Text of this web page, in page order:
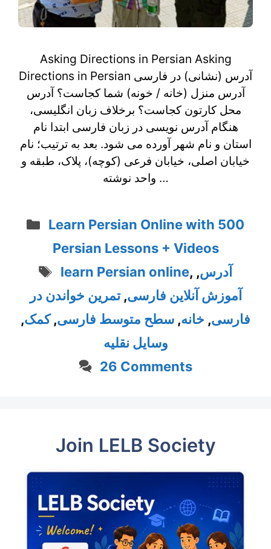
Asking Directions in Persian Asking
Directions in Persian آدرس (نشانی) در فارسی
آدرس منزل (خانه / خونه) شما کجاست؟ آدرس
محل کارتون کجاست؟ برخلاف زبان انگلیسی،
هنگام آدرس نویسی در زبان فارسی ابتدا نام
استان و نام شهر آورده می شود. بعد به ترتیب؛ نام
خیابان اصلی، خیابان فرعی (کوچه)، پلاک، طبقه و
واحد نوشته …
Categories
Learn Persian Online with 500
Persian Lessons + Videos
Tags
learn Persian online, آدرس,
آموزش آنلاین فارسی,تمرین خواندن در
فارسی, خانه, سطح متوسط فارسی,کمک,
وسایل نقلیه
26 Comments
Join LELB Society